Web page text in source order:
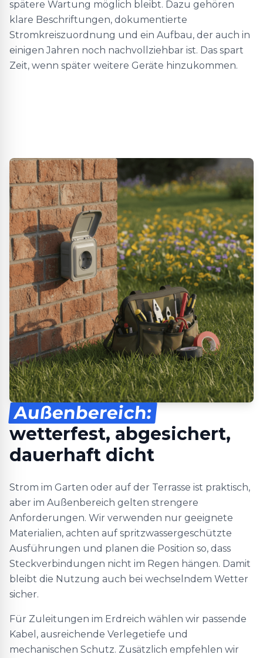
spätere Wartung möglich bleibt. Dazu gehören
klare Beschriftungen, dokumentierte
Stromkreiszuordnung und ein Aufbau, der auch in
einigen Jahren noch nachvollziehbar ist. Das spart
Zeit, wenn später weitere Geräte hinzukommen.
Außenbereich:
wetterfest, abgesichert,
dauerhaft dicht
Strom im Garten oder auf der Terrasse ist praktisch,
aber im Außenbereich gelten strengere
Anforderungen. Wir verwenden nur geeignete
Materialien, achten auf spritzwassergeschützte
Ausführungen und planen die Position so, dass
Steckverbindungen nicht im Regen hängen. Damit
bleibt die Nutzung auch bei wechselndem Wetter
sicher.
Für Zuleitungen im Erdreich wählen wir passende
Kabel, ausreichende Verlegetiefe und
mechanischen Schutz. Zusätzlich empfehlen wir